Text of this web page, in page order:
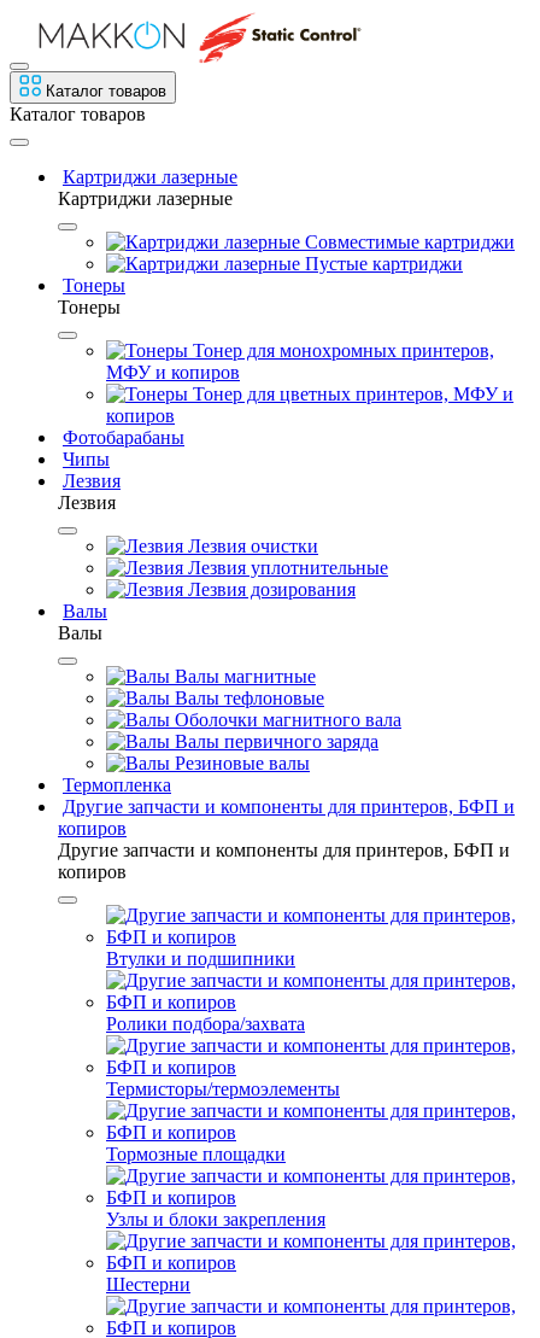
Каталог товаров
Каталог товаров
Картриджи лазерные
Картриджи лазерные
Совместимые картриджи
Пустые картриджи
Тонеры
Тонеры
Тонер для монохромных принтеров,
МФУ и копиров
Тонер для цветных принтеров, МФУ и
копиров
Фотобарабаны
Чипы
Лезвия
Лезвия
Лезвия очистки
Лезвия уплотнительные
Лезвия дозирования
Валы
Валы
Валы магнитные
Валы тефлоновые
Оболочки магнитного вала
Валы первичного заряда
Резиновые валы
Термопленка
Другие запчасти и компоненты для принтеров, БФП и
копиров
Другие запчасти и компоненты для принтеров, БФП и
копиров
Втулки и подшипники
Ролики подбора/захвата
Термисторы/термоэлементы
Тормозные площадки
Узлы и блоки закрепления
Шестерни